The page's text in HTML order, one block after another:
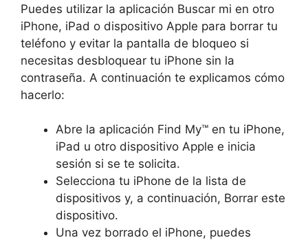
Puedes utilizar la aplicación Buscar mi en otro
iPhone, iPad o dispositivo Apple para borrar tu
teléfono y evitar la pantalla de bloqueo si
necesitas desbloquear tu iPhone sin la
contraseña. A continuación te explicamos cómo
hacerlo:
Abre la aplicación Find My™ en tu iPhone,
iPad u otro dispositivo Apple e inicia
sesión si se te solicita.
Selecciona tu iPhone de la lista de
dispositivos y, a continuación, Borrar este
dispositivo.
Una vez borrado el iPhone, puedes